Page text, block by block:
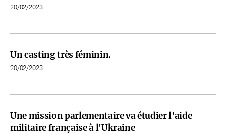
20/02/2023
Un casting très féminin.
20/02/2023
Une mission parlementaire va étudier l'aide
militaire française à l'Ukraine